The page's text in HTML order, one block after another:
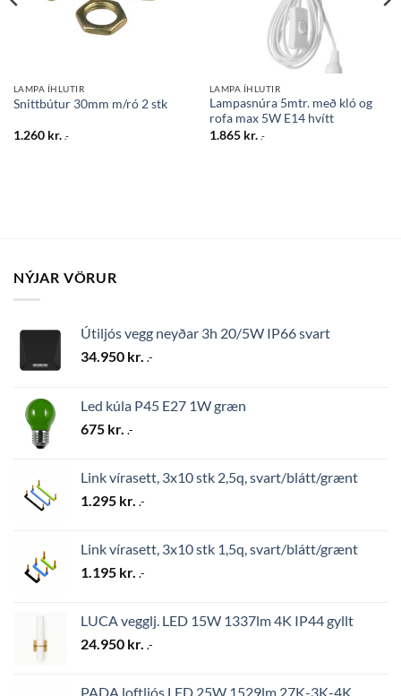
LAMPA ÍHLUTIR
Snittbútur 30mm m/ró 2 stk
1.260 kr. .-
LAMPA ÍHLUTIR
Lampasnúra 5mtr. með kló og
rofa max 5W E14 hvítt
1.865 kr. .-
NÝJAR VÖRUR
Útiljós vegg neyðar 3h 20/5W IP66 svart
34.950 kr. .-
Led kúla P45 E27 1W græn
675 kr. .-
Link vírasett, 3x10 stk 2,5q, svart/blátt/grænt
1.295 kr. .-
Link vírasett, 3x10 stk 1,5q, svart/blátt/grænt
1.195 kr. .-
LUCA vegglj. LED 15W 1337lm 4K IP44 gyllt
24.950 kr. .-
PADA loftljós LED 25W 1529lm 27K-3K-4K